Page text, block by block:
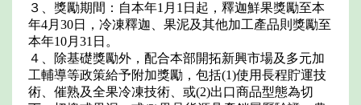
３、獎勵期間：自本年1月1日起，釋迦鮮果獎勵至本
年4月30日，冷凍釋迦、果泥及其他加工產品則獎勵至
本年10月31日。
４、除基礎獎勵外，配合本部開拓新興市場及多元加
工輔導等政策給予附加獎勵，包括(1)使用長程貯運技
術、催熟及全果冷凍技術、或(2)出口商品型態為切